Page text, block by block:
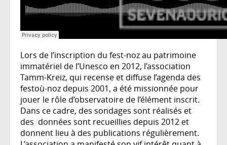
Jerome
Floury
Et
Aurelie
Lors de l’inscription du fest-noz au patrimoine
immatériel de l’Unesco en 2012, l’association
Tamm-Kreiz, qui recense et diffuse l’agenda des
festoù-noz depuis 2001, a été missionnée pour
jouer le rôle d’observatoire de l’élément inscrit.
Dans ce cadre, des sondages sont réalisés et
des données sont recueillies depuis 2012 et
donnent lieu à des publications régulièrement.